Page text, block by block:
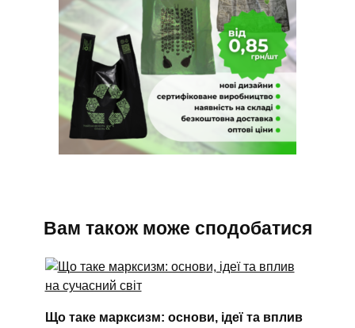
Вам також може сподобатися
Що таке марксизм: основи, ідеї та вплив